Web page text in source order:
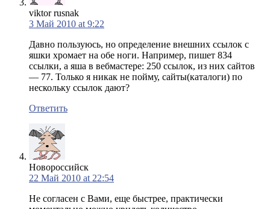
viktor rusnak
3 Май 2010 at 9:22
Давно пользуюсь, но определение внешних ссылок с
яшки хромает на обе ноги. Например, пишет 834
ссылки, а яша в вебмастере: 250 ссылок, из них сайтов
— 77. Только я никак не пойму, сайты(каталоги) по
нескольку ссылок дают?
Ответить
Новороссийск
22 Май 2010 at 22:54
Не согласен с Вами, еще быстрее, практически